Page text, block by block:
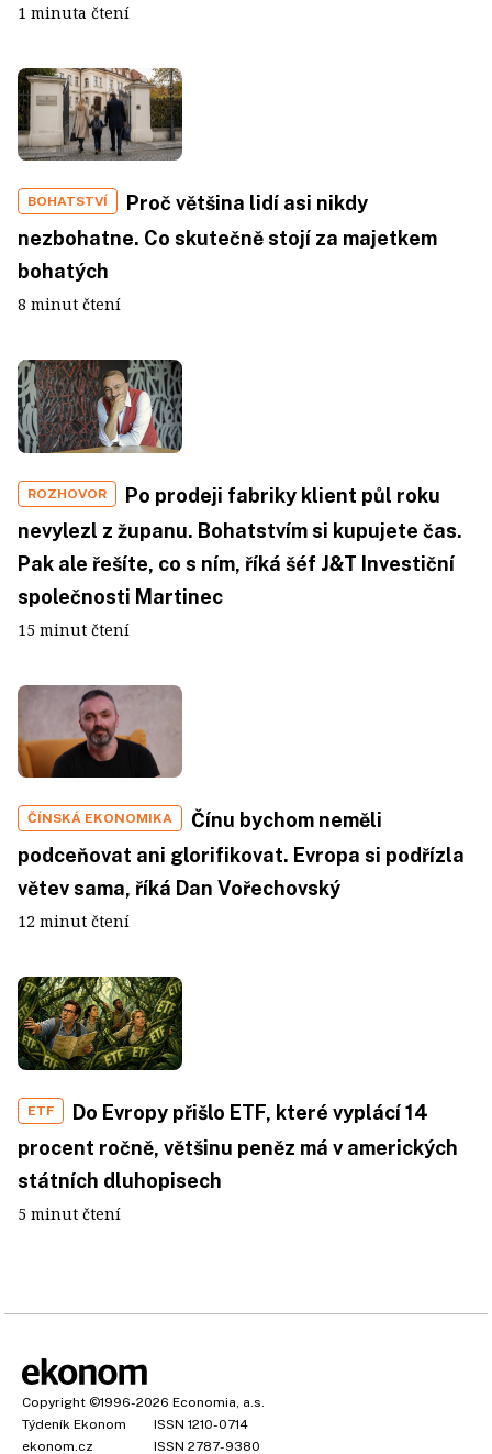
1 minuta čtení
BOHATSTVÍ
Proč většina lidí asi nikdy
nezbohatne. Co skutečně stojí za majetkem
bohatých
8 minut čtení
ROZHOVOR
Po prodeji fabriky klient půl roku
nevylezl z županu. Bohatstvím si kupujete čas.
Pak ale řešíte, co s ním, říká šéf J&T Investiční
společnosti Martinec
15 minut čtení
ČÍNSKÁ EKONOMIKA
Čínu bychom neměli
podceňovat ani glorifikovat. Evropa si podřízla
větev sama, říká Dan Vořechovský
12 minut čtení
ETF
Do Evropy přišlo ETF, které vyplácí 14
procent ročně, většinu peněz má v amerických
státních dluhopisech
5 minut čtení
Copyright ©1996-2026 Economia, a.s.
Týdeník Ekonom
ISSN 1210-0714
ekonom.cz
ISSN 2787-9380